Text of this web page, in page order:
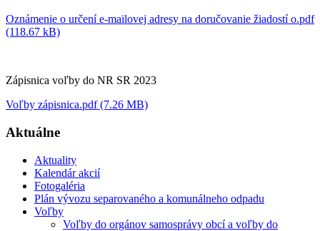
Oznámenie o určení e-mailovej adresy na doručovanie žiadostí o.pdf
(118.67 kB)
Zápisnica voľby do NR SR 2023
Voľby zápisnica.pdf (7.26 MB)
Aktuálne
Aktuality
Kalendár akcií
Fotogaléria
Plán vývozu separovaného a komunálneho odpadu
Voľby
Voľby do orgánov samosprávy obcí a voľby do